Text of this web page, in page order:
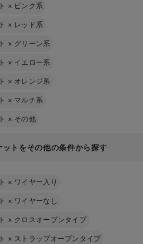
× ピンク系
× レッド系
× グリーン系
× イエロー系
× オレンジ系
× マルチ系
× その他
トをその他の条件から探す
× ワイヤー入り
× ワイヤーなし
× クロスオープンタイプ
× ストラップオープンタイプ